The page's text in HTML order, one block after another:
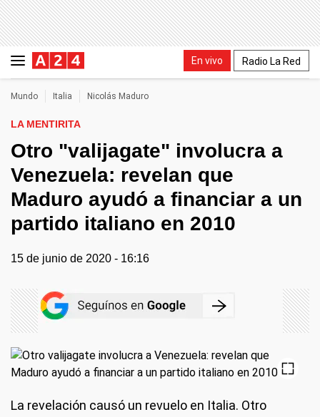
En vivo Radio La Red
Mundo Italia Nicolás Maduro
LA MENTIRITA
Otro "valijagate" involucra a
Venezuela: revelan que
Maduro ayudó a financiar a un
partido italiano en 2010
15 de junio de 2020 - 16:16
La revelación causó un revuelo en Italia. Otro